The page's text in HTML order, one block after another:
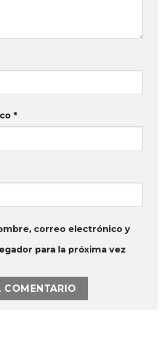
*
correo electrónico y
para la próxima vez